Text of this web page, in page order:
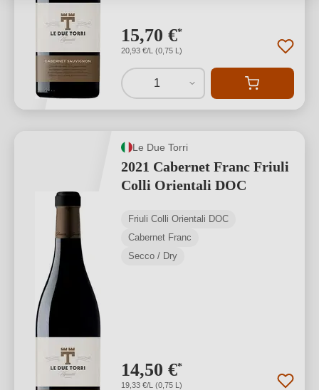
15,70 €*
20,93 €/L (0,75 L)
1
Le Due Torri
2021 Cabernet Franc Friuli
Colli Orientali DOC
Friuli Colli Orientali DOC
Cabernet Franc
Secco / Dry
14,50 €*
19,33 €/L (0,75 L)